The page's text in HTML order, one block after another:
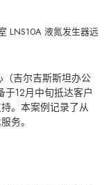
LNS10A 液氮发生器远
吉尔吉斯斯坦办公
于12月中旬抵达客户
。本案例记录了从
务。